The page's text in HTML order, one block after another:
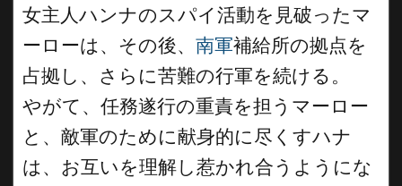
女主人ハンナのスパイ活動を見破ったマ
ーローは、その後、 南軍補給所の拠点を
占拠し、さらに苦難の行軍を続ける。
やがて、任務遂行の重責を担うマーロー
と、敵軍のために献身的に尽くすハナ
は、お互いを理解し惹かれ合うようにな